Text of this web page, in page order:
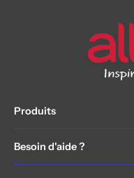
Produits
Besoin d'aide ?